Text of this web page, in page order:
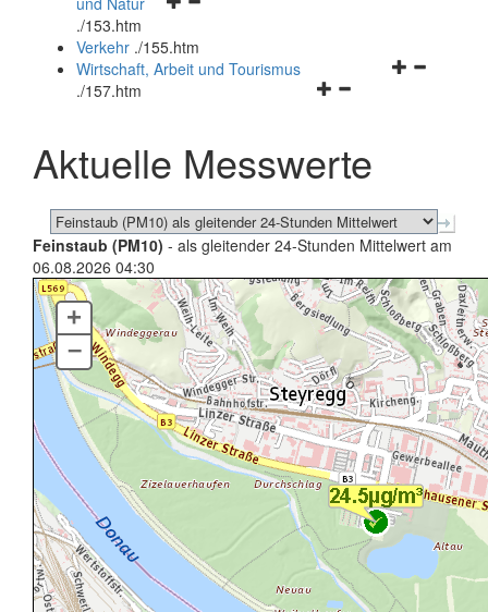
und
schließen
./153.htm
Verkehr ./155.htm
Navigationsmenü
schließen
Wirtschaft, Arbeit und Tourismus
./157.htm
Aktuelle Messwerte
Feinstaub (PM10) - als gleitender 24-Stunden Mittelwert am
06.08.2026 04:30
+
–